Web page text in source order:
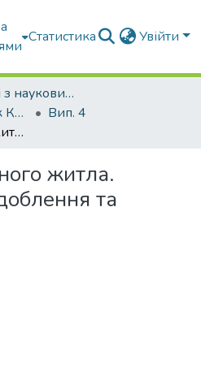
Статистика Увійти
Вибрані статті з наукових збірників КНУБА
Архітектурний вісник КНУБА
Вип. 4
Покрівля терасного житла. Особливості оздоблення та організації
житла.
та